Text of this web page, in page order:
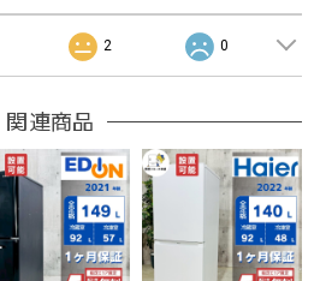
2 0
関連商品